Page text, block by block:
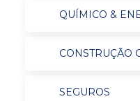
QUÍMICO &
CONSTRUÇÃO
SEGUROS